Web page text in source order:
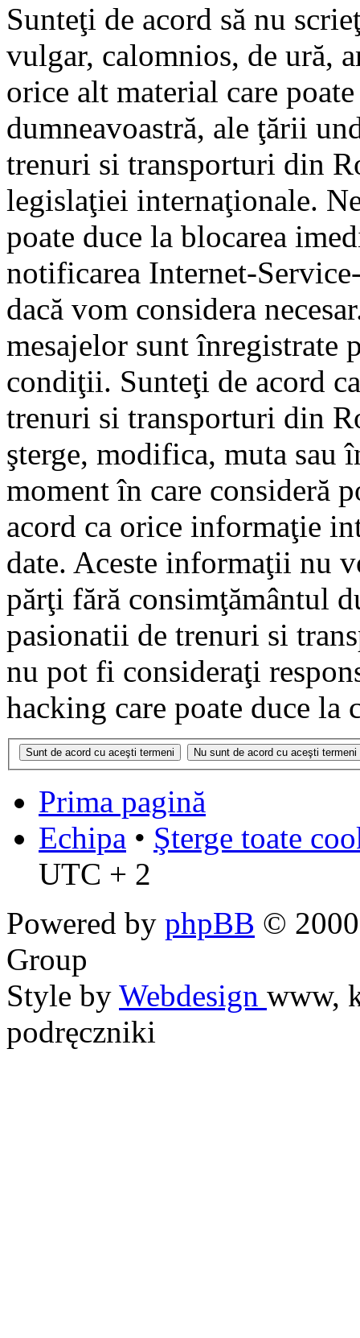
Sunteţi de acord să nu
vulgar, calomnios, de ură,
orice alt material care
dumneavoastră, ale ţării
trenuri si transporturi din
legislaţiei internaţionale.
poate duce la blocarea
notificarea Internet-
dacă vom considera
mesajelor sunt înregistrate
condiţii. Sunteţi de acord
trenuri si transporturi din
şterge, modifica, muta sau
moment în care consideră
acord ca orice informaţie
date. Aceste informaţii nu
părţi fără consimţământul
pasionatii de trenuri si
nu pot fi consideraţi
hacking care poate duce la
Prima pagină
Echipa • Şterge toate
UTC + 2
Powered by phpBB ©
Group
Style by Webdesign www,
podręczniki